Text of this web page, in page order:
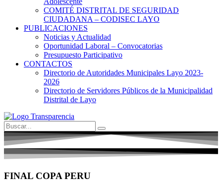
COMITÉ DISTRITAL DE SEGURIDAD
CIUDADANA – CODISEC LAYO
PUBLICACIONES
Noticias y Actualidad
Oportunidad Laboral – Convocatorias
Presupuesto Participativo
CONTACTOS
Directorio de Autoridades Municipales Layo 2023-
2026
Directorio de Servidores Públicos de la Municipalidad
Distrital de Layo
FINAL COPA PERU